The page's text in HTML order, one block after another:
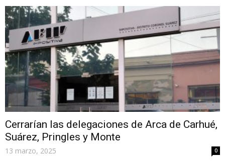
Cerrarían las delegaciones de Arca de Carhué,
Suárez, Pringles y Monte
13 marzo, 2025 0